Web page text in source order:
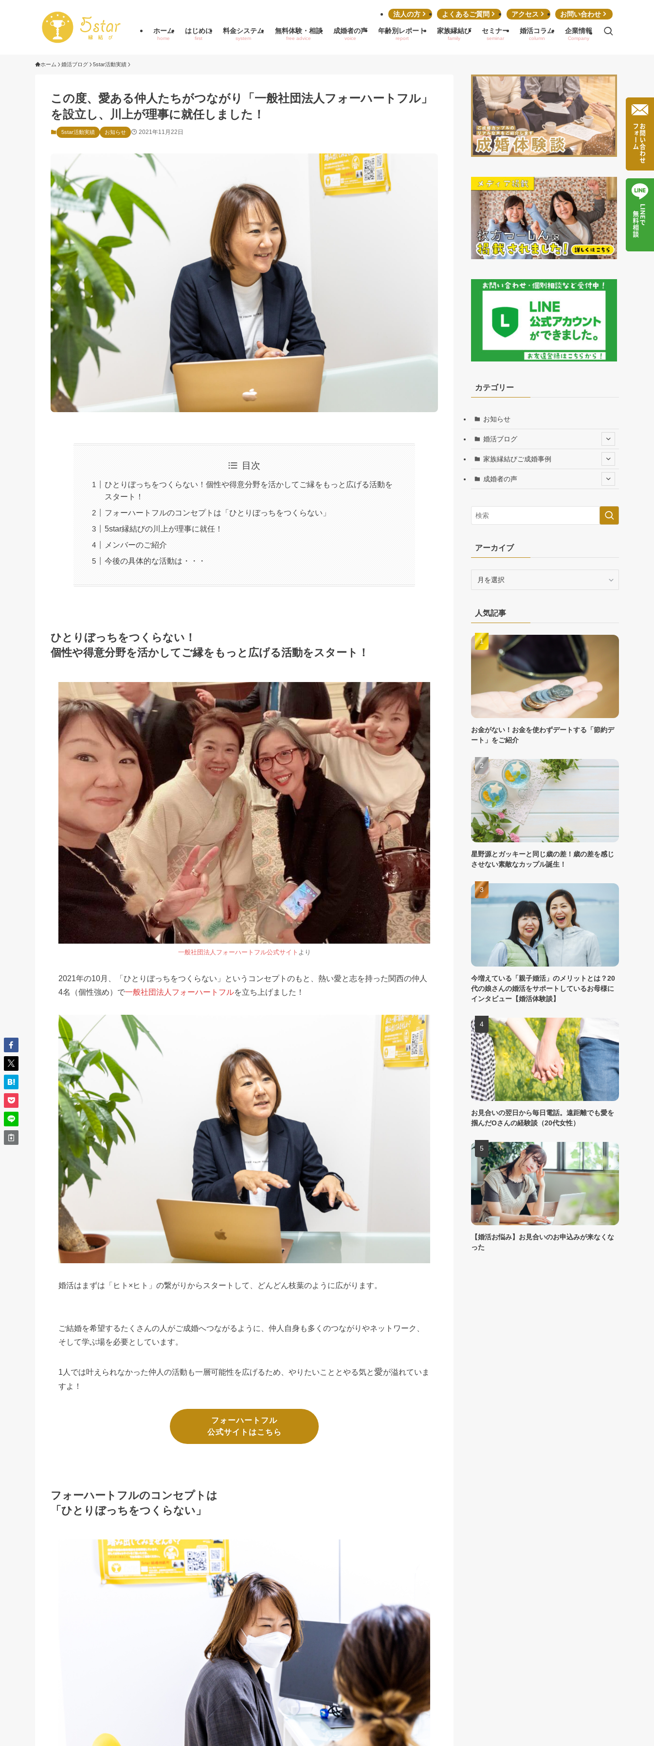
法人の方 よくあるご質問 アクセス お問い合わせ
ホーム
home
はじめに
first
料金システム
system
無料体験・相談
free advice
成婚者の声
voice
年齢別レポート
report
家族縁結び
family
セミナー
seminar
婚活コラム
column
企業情報
Company
ホーム 婚活ブログ 5star活動実績
この度、愛ある仲人たちがつながり「一般社団法人フォーハートフル」
を設立し、川上が理事に就任しました！
5star活動実績 お知らせ 2021年11月22日
目次
ひとりぼっちをつくらない！個性や得意分野を活かしてご縁をもっと広げる活動を
スタート！
フォーハートフルのコンセプトは「ひとりぼっちをつくらない」
5star縁結びの川上が理事に就任！
メンバーのご紹介
今後の具体的な活動は・・・
ひとりぼっちをつくらない！
個性や得意分野を活かしてご縁をもっと広げる活動をスタート！
一般社団法人フォーハートフル公式サイト より
2021年の10月、「ひとりぼっちをつくらない」というコンセプトのもと、熱い愛と志を持った関西の仲人
4名（個性強め）で一般社団法人フォーハートフルを立ち上げました！
婚活はまずは「ヒト×ヒト」の繋がりからスタートして、どんどん枝葉のように広がります。
ご結婚を希望するたくさんの人がご成婚へつながるように、仲人自身も多くのつながりやネットワーク、
そして学ぶ場を必要としています。
1人では叶えられなかった仲人の活動も一層可能性を広げるため、やりたいこととやる気と愛が溢れていま
すよ！
フォーハートフル
公式サイトはこちら
フォーハートフルのコンセプトは
「ひとりぼっちをつくらない」
カテゴリー
お知らせ
婚活ブログ
家族縁結びご成婚事例
成婚者の声
アーカイブ
ブ人気記事
お金がない！お金を使わずデートする「節約デ
ート」をご紹介
星野源とガッキーと同じ歳の差！歳の差を感じ
させない素敵なカップル誕生！
今増えている「親子婚活」のメリットとは？20
代の娘さんの婚活をサポートしているお母様に
インタビュー【婚活体験談】
お見合いの翌日から毎日電話。遠距離でも愛を
掴んだOさんの経験談（20代女性）
【婚活お悩み】お見合いのお申込みが来なくな
った